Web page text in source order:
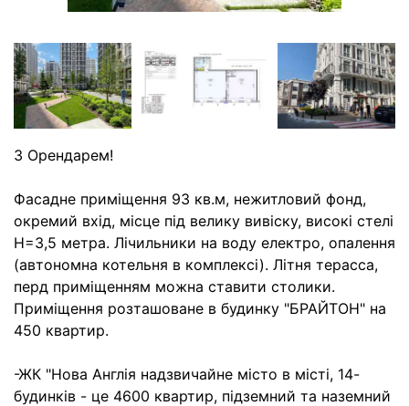
З Орендарем!
Фасадне приміщення 93 кв.м, нежитловий фонд,
окремий вхід, місце під велику вивіску, високі стелі
Н=3,5 метра. Лічильники на воду електро, опалення
(автономна котельня в комплексі). Літня терасса,
перд приміщенням можна ставити столики.
Приміщення розташоване в будинку "БРАЙТОН" на
450 квартир.
-ЖК "Нова Англія надзвичайне місто в місті, 14-
будинків - це 4600 квартир, підземний та наземний